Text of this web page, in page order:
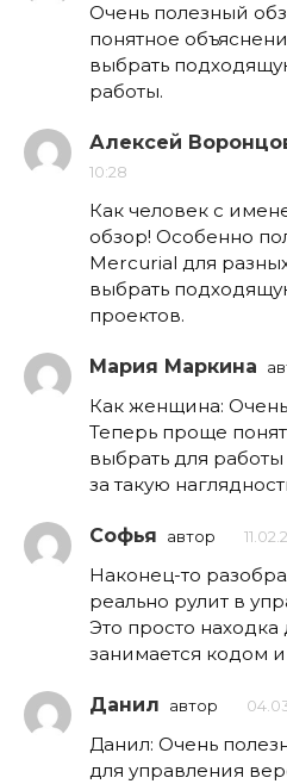
Очень полезный
понятное
выбрать
работы.
Алексей
10:28
Как человек с
обзор! Особенно
Mercurial для
выбрать
проектов.
Мария Маркина
Как женщина:
Теперь проще
выбрать для
за такую
Софья автор
Наконец-то
реально рулит в
Это просто находка
занимается кодом
Данил автор
Данил: Очень
для управления